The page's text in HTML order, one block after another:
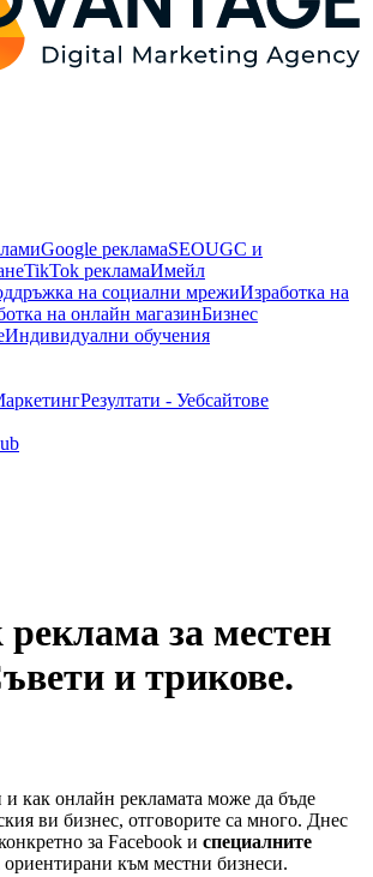
Google рекламаSEOUGC и
TikTok рекламaИмейл
на социални мрежиИзработка на
на онлайн магазинБизнес
Индивидуални обучения
Резултати - Уебсайтове
реклама за местен
и трикове.
и как онлайн рекламата може да бъде
ви бизнес, отговорите са много. Днес
за Facebook и специалните
ориентирани към местни бизнеси.